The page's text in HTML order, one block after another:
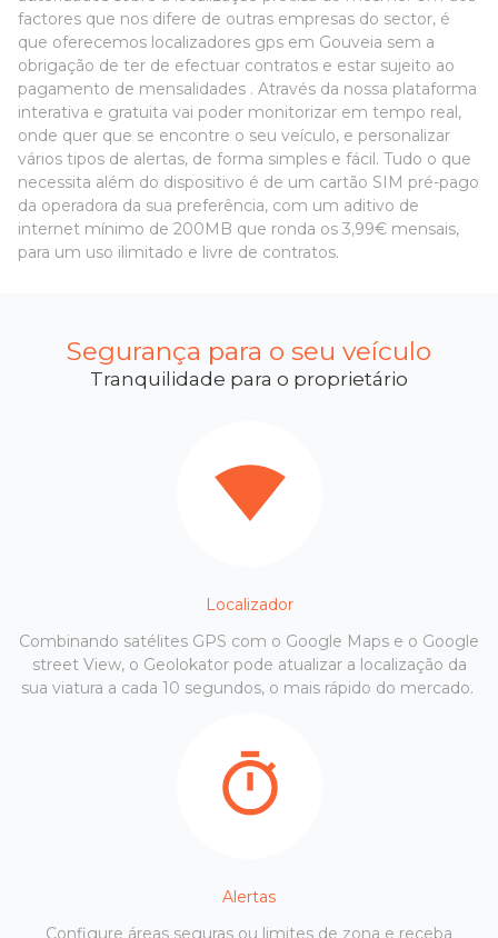
factores que nos difere de outras empresas do sector, é
que oferecemos localizadores gps em Gouveia sem a
obrigação de ter de efectuar contratos e estar sujeito ao
pagamento de mensalidades . Através da nossa plataforma
interativa e gratuita vai poder monitorizar em tempo real,
onde quer que se encontre o seu veículo, e personalizar
vários tipos de alertas, de forma simples e fácil. Tudo o que
necessita além do dispositivo é de um cartão SIM pré-pago
da operadora da sua preferência, com um aditivo de
internet mínimo de 200MB que ronda os 3,99€ mensais,
para um uso ilimitado e livre de contratos.
Segurança para o seu veículo
Tranquilidade para o proprietário
Localizador
Combinando satélites GPS com o Google Maps e o Google
street View, o Geolokator pode atualizar a localização da
sua viatura a cada 10 segundos, o mais rápido do mercado.
Alertas
Configure áreas seguras ou limites de zona e receba